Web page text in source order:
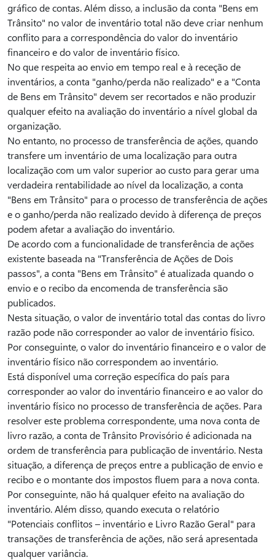
gráfico de contas. Além disso, a inclusão da conta "Bens em
Trânsito" no valor de inventário total não deve criar nenhum
conflito para a correspondência do valor do inventário
financeiro e do valor de inventário físico.
No que respeita ao envio em tempo real e à receção de
inventários, a conta "ganho/perda não realizado" e a "Conta
de Bens em Trânsito" devem ser recortados e não produzir
qualquer efeito na avaliação do inventário a nível global da
organização.
No entanto, no processo de transferência de ações, quando
transfere um inventário de uma localização para outra
localização com um valor superior ao custo para gerar uma
verdadeira rentabilidade ao nível da localização, a conta
"Bens em Trânsito" para o processo de transferência de ações
e o ganho/perda não realizado devido à diferença de preços
podem afetar a avaliação do inventário.
De acordo com a funcionalidade de transferência de ações
existente baseada na "Transferência de Ações de Dois
passos", a conta "Bens em Trânsito" é atualizada quando o
envio e o recibo da encomenda de transferência são
publicados.
Nesta situação, o valor de inventário total das contas do livro
razão pode não corresponder ao valor de inventário físico.
Por conseguinte, o valor do inventário financeiro e o valor de
inventário físico não correspondem ao inventário.
Está disponível uma correção específica do país para
corresponder ao valor do inventário financeiro e ao valor do
inventário físico no processo de transferência de ações. Para
resolver este problema correspondente, uma nova conta de
livro razão, a conta de Trânsito Provisório é adicionada na
ordem de transferência para publicação de inventário. Nesta
situação, a diferença de preços entre a publicação de envio e
recibo e o montante dos impostos fluem para a nova conta.
Por conseguinte, não há qualquer efeito na avaliação do
inventário. Além disso, quando executa o relatório
"Potenciais conflitos – inventário e Livro Razão Geral" para
transações de transferência de ações, não será apresentada
qualquer variância.